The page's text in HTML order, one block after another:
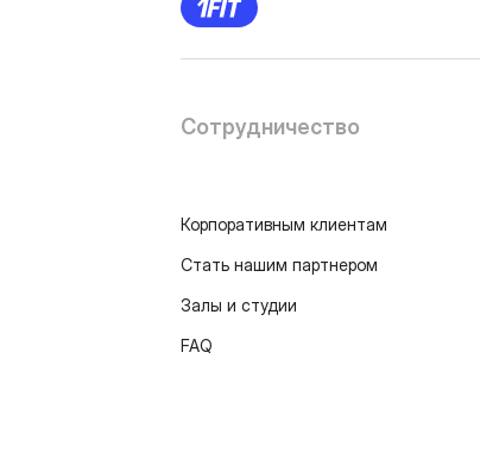
Сотрудничество
Корпоративным клиентам
Стать нашим партнером
Залы и студии
FAQ